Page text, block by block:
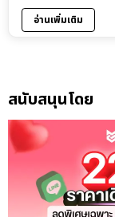
อ่านเพิ่มเติม
สนับสนุนโดย